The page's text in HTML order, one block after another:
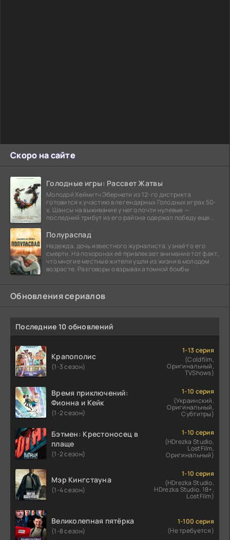
Скоро на сайте
Голодные игры: Рассвет Жатвы
Молодой Хеймитч Эбернети из 12-го дистрикта
готовится к участию в легендарных Голодных играх 50-
х. Шансы на выживание у него почти нулевые —
последний трибут из его района одержал победу еще
Полураспад
Надежда, дочь известного журналиста, узнаёт о его
смерти. На похоронах её привлекает внимание тот факт,
что многие местные жители ушли из жизни в молодом
возрасте. Разговоры о взрывах атомной бомбы
Обновления сериалов
Последние 10 обновлений
Крапополис
(1-3 сезон)
1-13 серия
(Coldfilm,
Оригинальный,
TVShows)
Время приключений:
Фионна и Кейк
(1-2 сезон)
1-10 серия
(Украинский,
Оригинальный,
Субтитры)
Бэтмен: Крестоносец в
плаще
(1-2 сезон)
1-10 серия
(HDrezka Studio,
LostFilm,
Оригинальный)
Мэр Кингстауна
(1-4 сезон)
1-10 серия
(HDrezka Studio,
HDrezka Studio. 18+,
LostFilm)
Великолепная пятёрка
(1-8 сезон)
1-100 серия
(Не требуется)